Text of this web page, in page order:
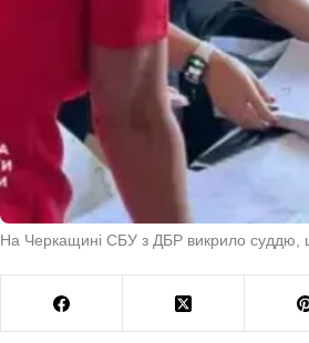
На Черкащині СБУ з ДБР викрило суддю,